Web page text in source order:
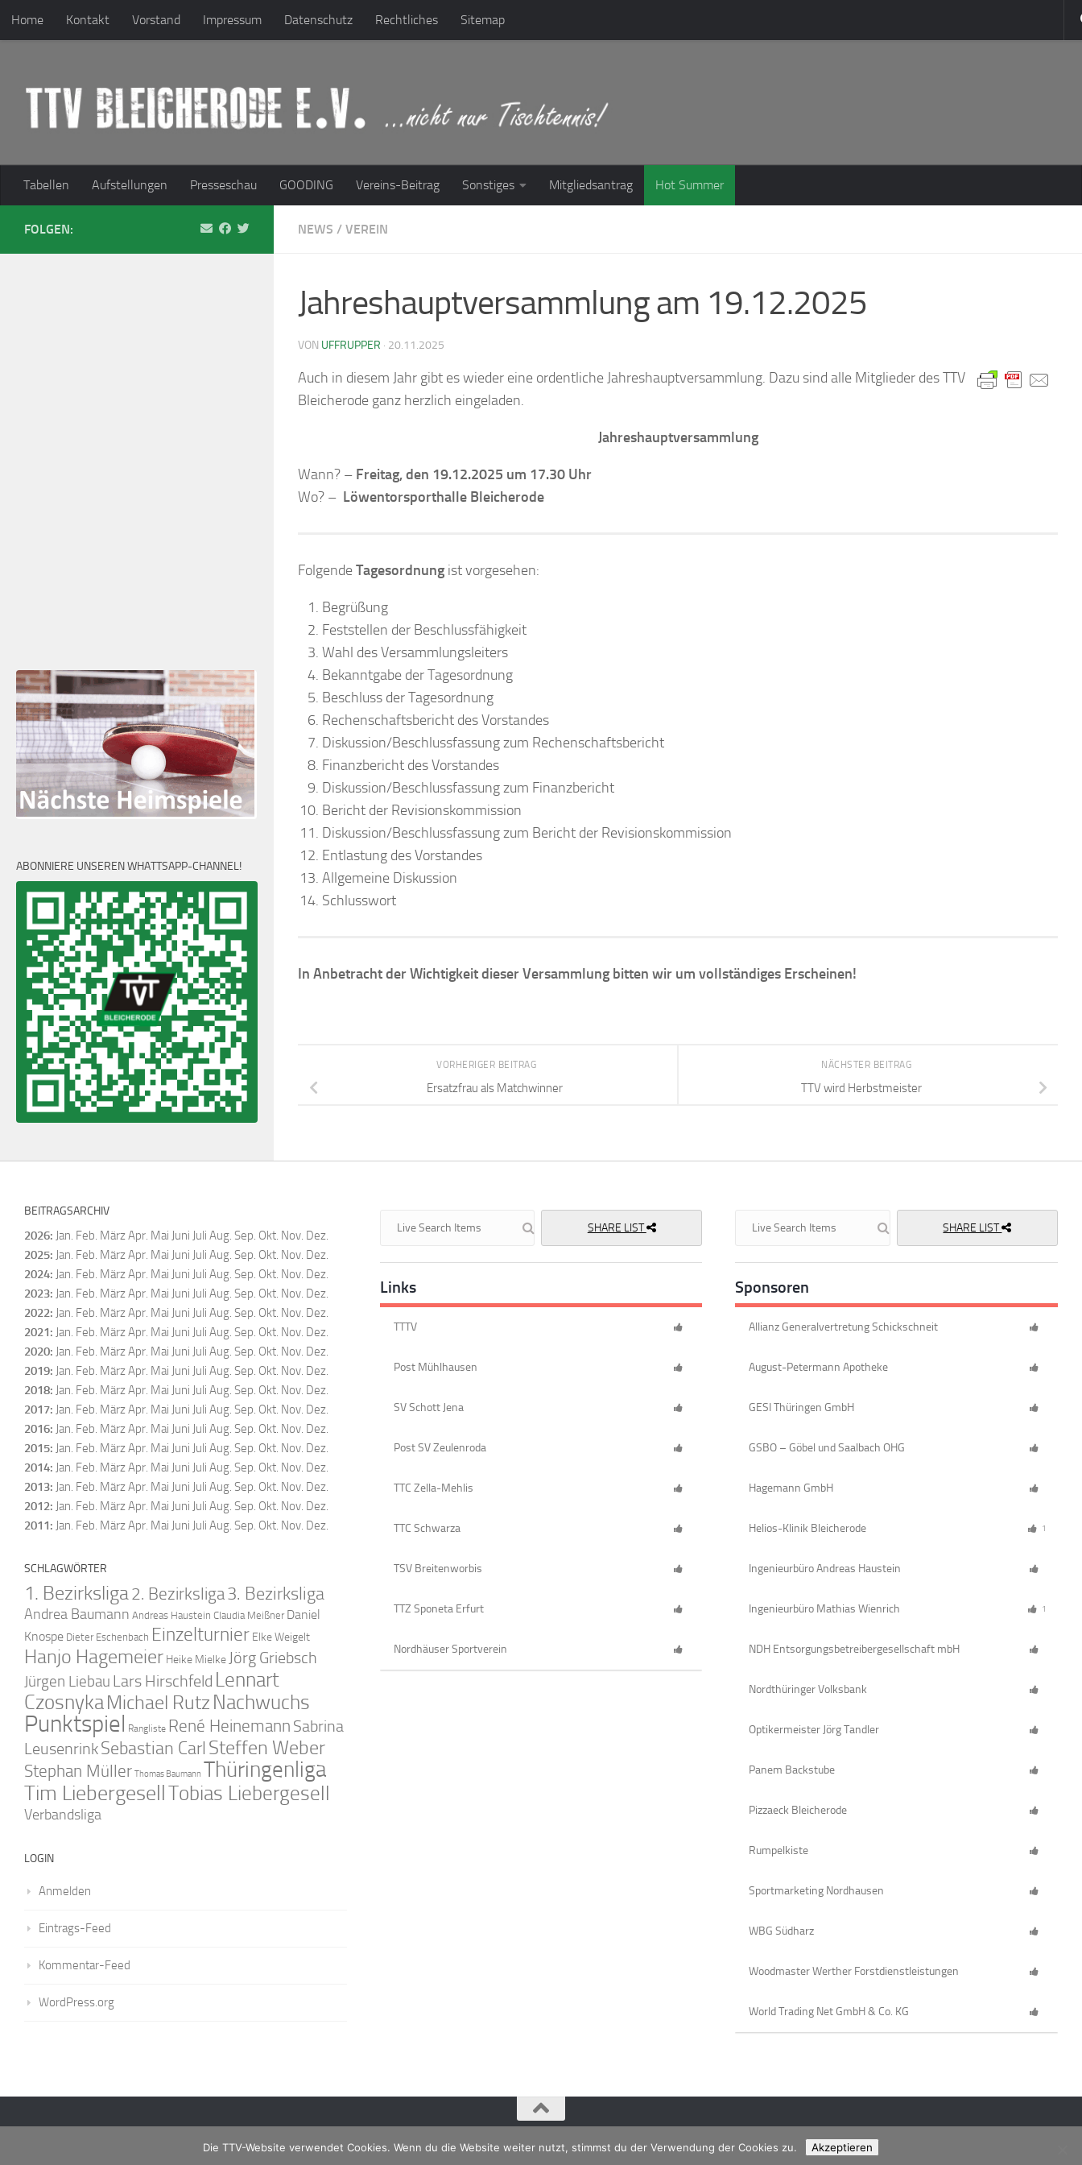
Zum Inhalt springen
Home Kontakt Vorstand Impressum Datenschutz Rechtliches Sitemap
Tabellen Aufstellungen Presseschau GOODING Vereins-Beitrag Sonstiges Mitgliedsantrag Hot Summer
NEWS / VEREIN
Jahreshauptversammlung am 19.12.2025
VON UFFRUPPER · 20.11.2025
Auch in diesem Jahr gibt es wieder eine ordentliche Jahreshauptversammlung. Dazu sind alle Mitglieder des TTV
Bleicherode ganz herzlich eingeladen.
Jahreshauptversammlung
Wann? – Freitag, den 19.12.2025 um 17.30 Uhr
Wo? – Löwentorsporthalle Bleicherode
FolgendeTagesordnung ist vorgesehen:
Begrüßung
Feststellen der Beschlussfähigkeit
Wahl des Versammlungsleiters
Bekanntgabe der Tagesordnung
Beschluss der Tagesordnung
Rechenschaftsbericht des Vorstandes
Diskussion/Beschlussfassung zum Rechenschaftsbericht
Finanzbericht des Vorstandes
Diskussion/Beschlussfassung zum Finanzbericht
Bericht der Revisionskommission
Diskussion/Beschlussfassung zum Bericht der Revisionskommission
Entlastung des Vorstandes
Allgemeine Diskussion
Schlusswort
In Anbetracht der Wichtigkeit dieser Versammlung bitten wir um vollständiges Erscheinen!
NÄCHSTER BEITRAG
TTV wird Herbstmeister
VORHERIGER BEITRAG
Ersatzfrau als Matchwinner
FOLGEN:
ABONNIERE UNSEREN WHATTSAPP-CHANNEL!
BEITRAGSARCHIV
2026: Jan. Feb. MärzApr. Mai Juni Juli Aug. Sep. Okt. Nov. Dez.
2025: Jan. Feb. MärzApr. Mai Juni Juli Aug. Sep. Okt. Nov. Dez.
2024: Jan. Feb. MärzApr. Mai Juni Juli Aug. Sep. Okt. Nov. Dez.
2023: Jan. Feb. MärzApr. Mai Juni Juli Aug. Sep. Okt. Nov. Dez.
2022: Jan. Feb. MärzApr. Mai Juni Juli Aug. Sep. Okt. Nov. Dez.
2021: Jan. Feb. MärzApr. Mai Juni Juli Aug. Sep. Okt. Nov. Dez.
2020: Jan. Feb. MärzApr. Mai Juni Juli Aug. Sep. Okt. Nov. Dez.
2019: Jan. Feb. MärzApr. Mai Juni Juli Aug. Sep. Okt. Nov. Dez.
2018: Jan. Feb. MärzApr. Mai Juni Juli Aug. Sep. Okt. Nov. Dez.
2017: Jan. Feb. MärzApr. Mai Juni Juli Aug. Sep. Okt. Nov. Dez.
2016: Jan. Feb. MärzApr. Mai Juni Juli Aug. Sep. Okt. Nov. Dez.
2015: Jan. Feb. MärzApr. Mai Juni Juli Aug. Sep. Okt. Nov. Dez.
2014: Jan. Feb. MärzApr. Mai Juni Juli Aug. Sep. Okt. Nov. Dez.
2013: Jan. Feb. MärzApr. Mai Juni Juli Aug. Sep. Okt. Nov. Dez.
2012: Jan. Feb. MärzApr. Mai Juni Juli Aug. Sep. Okt. Nov. Dez.
2011: Jan. Feb. MärzApr. Mai Juni Juli Aug. Sep. Okt. Nov. Dez.
SCHLAGWÖRTER
1. Bezirksliga2. Bezirksliga3. Bezirksliga
Andrea Baumann Andreas Haustein Claudia Meißner Daniel
Knospe Dieter Eschenbach Einzelturnier Elke Weigelt
Hanjo Hagemeier Heike Mielke Jörg Griebsch
Jürgen Liebau Lars Hirschfeld Lennart
CzosnykaMichael Rutz Nachwuchs
Punktspiel Rangliste René Heinemann Sabrina
LeusenrinkSebastian Carl Steffen Weber
Stephan Müller Thomas Baumann Thüringenliga
Tim LiebergesellTobias Liebergesell
Verbandsliga
LOGIN
Anmelden
Eintrags-Feed
Kommentar-Feed
WordPress.org
SHARE LIST
Links
TTTV
Post Mühlhausen
SV Schott Jena
Post SV Zeulenroda
TTC Zella-Mehlis
TTC Schwarza
TSV Breitenworbis
TTZ Sponeta Erfurt
Nordhäuser Sportverein
SHARE LIST
Sponsoren
Allianz Generalvertretung Schickschneit
August-Petermann Apotheke
GESI Thüringen GmbH
GSBO – Göbel und Saalbach OHG
Hagemann GmbH
Helios-Klinik Bleicherode 1
Ingenieurbüro Andreas Haustein
Ingenieurbüro Mathias Wienrich 1
NDH Entsorgungsbetreibergesellschaft mbH
Nordthüringer Volksbank
Optikermeister Jörg Tandler
Panem Backstube
Pizzaeck Bleicherode
Rumpelkiste
Sportmarketing Nordhausen
WBG Südharz
Woodmaster Werther Forstdienstleistungen
World Trading Net GmbH & Co. KG
Die TTV-Website verwendet Cookies. Wenn du die Website weiter nutzt, stimmst du der Verwendung der Cookies zu. Akzeptieren